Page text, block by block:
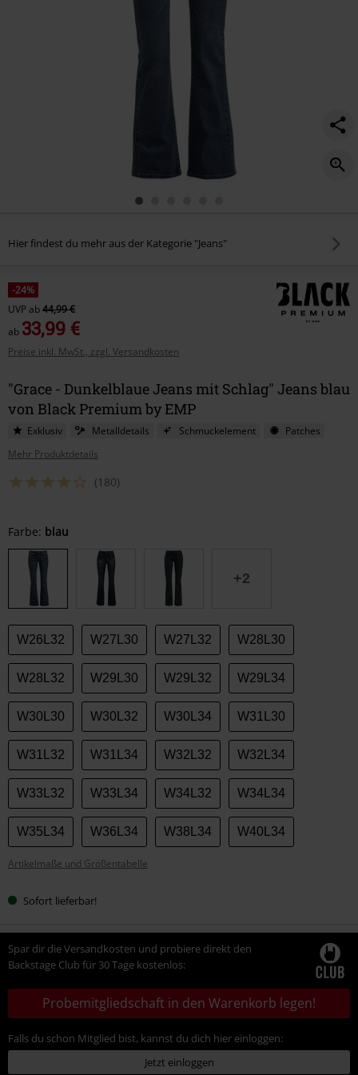
Hier findest du mehr aus der Kategorie "Jeans"
-24%
UVPab44,99 €
ab 33,99 €
Preise inkl. MwSt., zzgl. Versandkosten
"Grace - Dunkelblaue Jeans mit Schlag" Jeans blau
von Black Premium by EMP
Exklusiv Metalldetails Schmuckelement
Patches
Mehr Produktdetails
(180)
Wähle
deine
Größe
Farbe: blau
+2
W26L32 W27L30 W27L32 W28L30
W28L32 W29L30 W29L32 W29L34
W30L30 W30L32 W30L34 W31L30
W31L32 W31L34 W32L32 W32L34
W33L32 W33L34 W34L32 W34L34
W35L34 W36L34 W38L34 W40L34
Artikelmaße und Größentabelle
Sofort lieferbar!
Spar dir die Versandkosten und probiere direkt den
Backstage Club für 30 Tage kostenlos:
Probemitgliedschaft in den Warenkorb legen!
Falls du schon Mitglied bist, kannst du dich hier einloggen:
Jetzt einloggen